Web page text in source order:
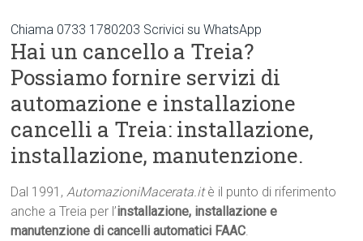
Chiama 0733 1780203 Scrivici su WhatsApp
Hai un cancello a Treia?
Possiamo fornire servizi di
automazione e installazione
cancelli a Treia: installazione,
installazione, manutenzione.
Dal 1991,AutomazioniMacerata.itè il punto di riferimento
anche a Treia per l’installazione, installazione e
manutenzione di cancelli automatici FAAC.